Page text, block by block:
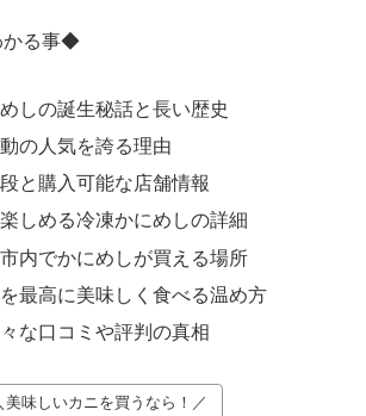
かる事◆
しの誕生秘話と長い歴史
の人気を誇る理由
と購入可能な店舗情報
しめる冷凍かにめしの詳細
内でかにめしが買える場所
最高に美味しく食べる温め方
な口コミや評判の真相
美味しいカニを買うなら！／